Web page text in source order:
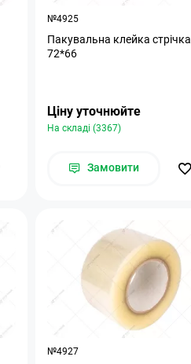
№4925
Пакувальна клейка стрічка
72*66
Ціну уточнюйте
На складі (3367)
Замовити
№4927